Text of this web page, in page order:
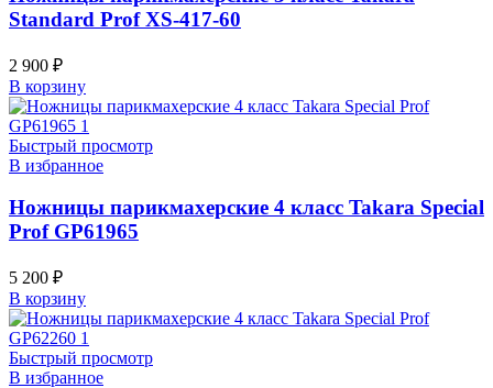
Standard Prof XS-417-60
2 900 ₽
В корзину
Быстрый просмотр
В избранное
Ножницы парикмахерские 4 класс Takara Special
Prof GP61965
5 200 ₽
В корзину
Быстрый просмотр
В избранное